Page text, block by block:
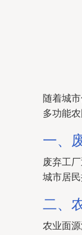
随着城
多功能
一、
废弃工
城市居
二、
农业面